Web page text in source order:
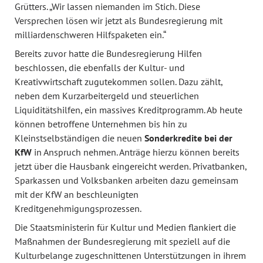
Grütters. „Wir lassen niemanden im Stich. Diese
Versprechen lösen wir jetzt als Bundesregierung mit
milliardenschweren Hilfspaketen ein.“
Bereits zuvor hatte die Bundesregierung Hilfen
beschlossen, die ebenfalls der Kultur- und
Kreativwirtschaft zugutekommen sollen. Dazu zählt,
neben dem Kurzarbeitergeld und steuerlichen
Liquiditätshilfen, ein massives Kreditprogramm. Ab heute
können betroffene Unternehmen bis hin zu
Kleinstselbständigen die neuen Sonderkredite bei der
KfW in Anspruch nehmen. Anträge hierzu können bereits
jetzt über die Hausbank eingereicht werden. Privatbanken,
Sparkassen und Volksbanken arbeiten dazu gemeinsam
mit der KfW an beschleunigten
Kreditgenehmigungsprozessen.
Die Staatsministerin für Kultur und Medien flankiert die
Maßnahmen der Bundesregierung mit speziell auf die
Kulturbelange zugeschnittenen Unterstützungen in ihrem